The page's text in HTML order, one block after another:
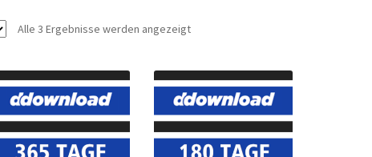
Alle 3 Ergebnisse werden angezeigtNach